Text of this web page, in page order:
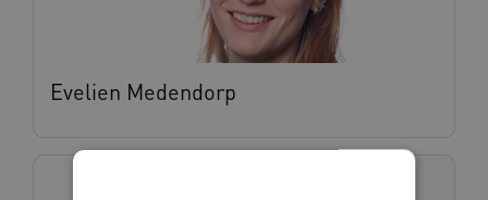
Evelien Medendorp